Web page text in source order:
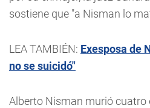
sostiene que "a Nisman lo
LEA TAMBIÉN: Exesposa de
no se suicidó"
Alberto Nisman murió cuatro